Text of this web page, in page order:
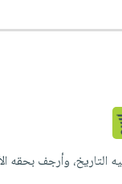
وأرجف بحقه